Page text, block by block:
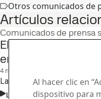
Otros comunicados de
Artículos
Comunicados de prensa
El acero Hardox®
entornos de
4 mar.
La solución de acero para
Leer el caso completo
Al hacer clic en
dispositivo para